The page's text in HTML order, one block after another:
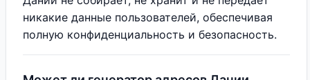
никакие данные пользователей, обеспечивая
полную конфиденциальность и безопасность.